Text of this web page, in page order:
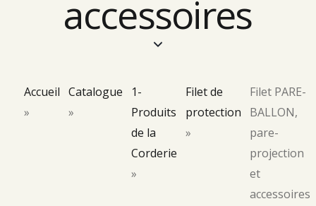
accessoires
Accueil
»
Catalogue
»
1-
Produits
de la
Corderie
»
Filet de
protection
»
Filet PARE-
BALLON,
pare-
projection
et
accessoires